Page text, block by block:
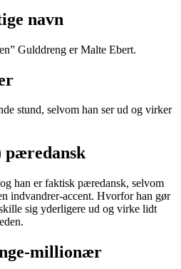
navn
Gulddreng er Malte Ebert.
stund, selvom han ser ud og virker
pæredansk
han er faktisk pæredansk, selvom
indvandrer-accent. Hvorfor han gør
sig yderligere ud og virke lidt
millionær